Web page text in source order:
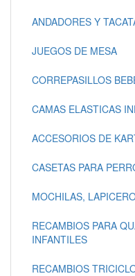
ANDADORES Y
JUEGOS DE MESA
CORREPASILLOS
CAMAS ELASTICAS
ACCESORIOS DE
CASETAS PARA
MOCHILAS,
RECAMBIOS PARA
INFANTILES
RECAMBIOS